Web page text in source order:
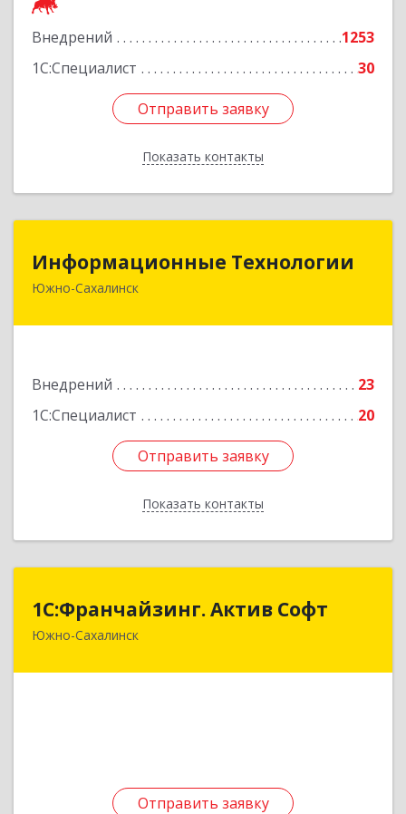
Внедрений
1253
1С:Специалист
30
Отправить заявку
Показать контакты
Отправить заявку
Назад
Информационные Технологии
Южно-Сахалинск
Внедрений
23
1С:Специалист
20
Отправить заявку
Показать контакты
Информационные Технологии
693006, Сахалинская обл, Южно-Сахалинск г,
Отправить заявку
Назад
1С:Франчайзинг. Актив Софт
Южно-Сахалинск
Отправить заявку
1С:Франчайзинг. Актив Софт
693010, Сахалинская обл, Южно-Сахалинск г, им
Отправить заявку